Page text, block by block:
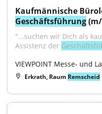
Geschäftsführung
"...suchen wir Dich als
Assistenz der
VIEWPOINT Messe- und
Erkrath, Raum Remscheid